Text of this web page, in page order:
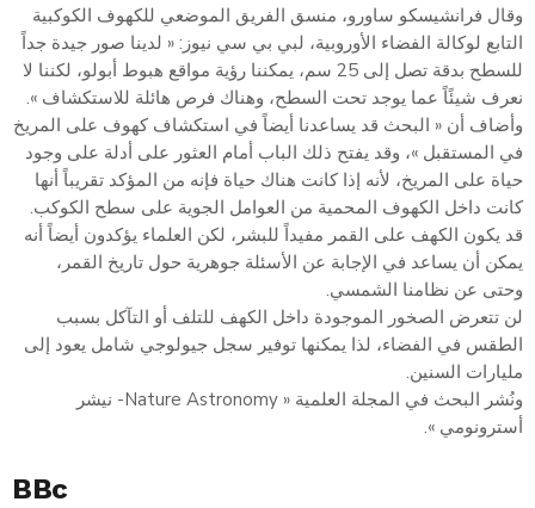
وقال فرانشيسكو ساورو، منسق الفريق الموضعي للكهوف الكوكبية
التابع لوكالة الفضاء الأوروبية، لبي بي سي نيوز: « لدينا صور جيدة جداً
للسطح بدقة تصل إلى 25 سم، يمكننا رؤية مواقع هبوط أبولو، لكننا لا
نعرف شيئًاً عما يوجد تحت السطح، وهناك فرص هائلة للاستكشاف ».
وأضاف أن « البحث قد يساعدنا أيضاً في استكشاف كهوف على المريخ
في المستقبل »، وقد يفتح ذلك الباب أمام العثور على أدلة على وجود
حياة على المريخ، لأنه إذا كانت هناك حياة فإنه من المؤكد تقريباً أنها
كانت داخل الكهوف المحمية من العوامل الجوية على سطح الكوكب.
قد يكون الكهف على القمر مفيداً للبشر، لكن العلماء يؤكدون أيضاً أنه
يمكن أن يساعد في الإجابة عن الأسئلة جوهرية حول تاريخ القمر،
وحتى عن نظامنا الشمسي.
لن تتعرض الصخور الموجودة داخل الكهف للتلف أو التآكل بسبب
الطقس في الفضاء، لذا يمكنها توفير سجل جيولوجي شامل يعود إلى
مليارات السنين.
ونُشر البحث في المجلة العلمية « Nature Astronomy- نيشر
أسترونومي ».
BBc